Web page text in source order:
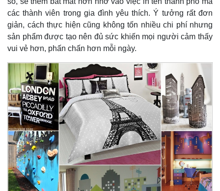
các thành viên trong gia đình yêu thích. Ý tưởng rất đơn
giản, cách thực hiện cũng không tốn nhiều chi phí nhưng
sản phẩm được tạo nên đủ sức khiến mọi người cảm thấy
vui vẻ hơn, phấn chấn hơn mỗi ngày.